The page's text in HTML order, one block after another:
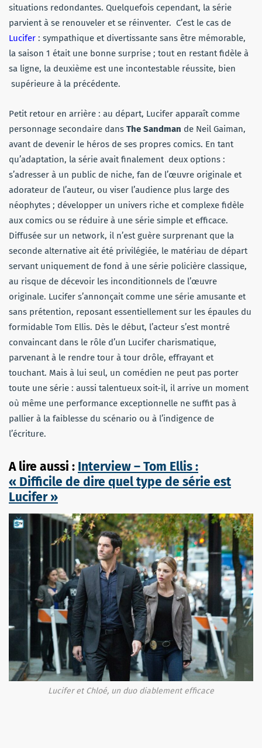
situations redondantes. Quelquefois cependant, la série
parvient à se renouveler et se réinventer. C’est le cas de
Lucifer : sympathique et divertissante sans être mémorable,
la saison 1 était une bonne surprise ; tout en restant fidèle à
sa ligne, la deuxième est une incontestable réussite, bien
supérieure à la précédente.
Petit retour en arrière : au départ, Lucifer apparaît comme
personnage secondaire dans The Sandman de Neil Gaiman,
avant de devenir le héros de ses propres comics. En tant
qu’adaptation, la série avait finalement deux options :
s’adresser à un public de niche, fan de l’œuvre originale et
adorateur de l’auteur, ou viser l’audience plus large des
néophytes ; développer un univers riche et complexe fidèle
aux comics ou se réduire à une série simple et efficace.
Diffusée sur un network, il n’est guère surprenant que la
seconde alternative ait été privilégiée, le matériau de départ
servant uniquement de fond à une série policière classique,
au risque de décevoir les inconditionnels de l’œuvre
originale. Lucifer s’annonçait comme une série amusante et
sans prétention, reposant essentiellement sur les épaules du
formidable Tom Ellis. Dès le début, l’acteur s’est montré
convaincant dans le rôle d’un Lucifer charismatique,
parvenant à le rendre tour à tour drôle, effrayant et
touchant. Mais à lui seul, un comédien ne peut pas porter
toute une série : aussi talentueux soit-il, il arrive un moment
où même une performance exceptionnelle ne suffit pas à
pallier à la faiblesse du scénario ou à l’indigence de
l’écriture.
A lire aussi : Interview – Tom Ellis :
« Difficile de dire quel type de série est
Lucifer »
Lucifer et Chloé, un duo diablement efficace